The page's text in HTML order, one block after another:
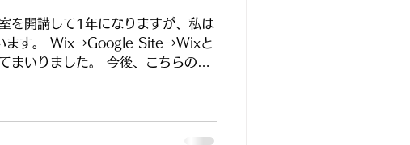
を開講して1年になりますが、私は
ます。 Wix→Google Site→Wixと
まいりました。 今後、こちらのサ